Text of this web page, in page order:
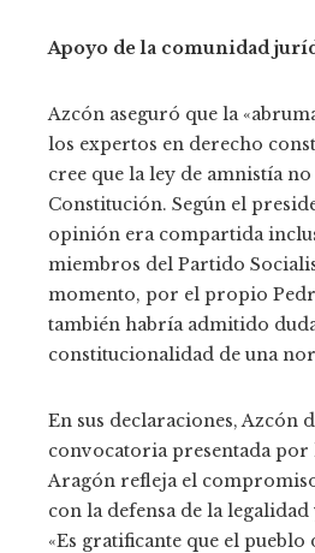
Apoyo de la comunidad
Azcón aseguró que la
los expertos en derecho
cree que la ley de amnistía
Constitución. Según el
opinión era compartida
miembros del Partido
momento, por el propio
también habría admitido
constitucionalidad de una
En sus declaraciones, Azcón
convocatoria presentada por
Aragón refleja el
con la defensa de la
«Es gratificante que el pueblo